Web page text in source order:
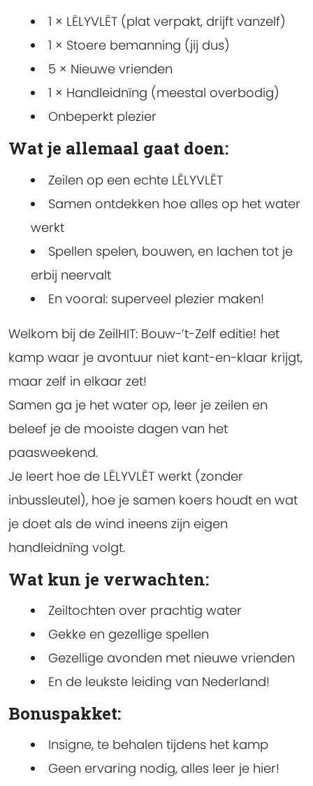
1 × LËLYVLËT (plat verpakt, drijft vanzelf)
1 × Stoere bemanning (jij dus)
5 × Nieuwe vrienden
1 × Handleidnïng (meestal overbodig)
Onbeperkt plezier
Wat je allemaal gaat doen:
Zeilen op een echte LËLYVLËT
Samen ontdekken hoe alles op het water
werkt
Spellen spelen, bouwen, en lachen tot je
erbij neervalt
En vooral: superveel plezier maken!
Welkom bij de ZeilHIT: Bouw-’t-Zelf editie! het
kamp waar je avontuur niet kant-en-klaar krijgt,
maar zelf in elkaar zet!
Samen ga je het water op, leer je zeilen en
beleef je de mooiste dagen van het
paasweekend.
Je leert hoe de LËLYVLËT werkt (zonder
inbussleutel), hoe je samen koers houdt en wat
je doet als de wind ineens zijn eigen
handleidnïng volgt.
Wat kun je verwachten:
Zeiltochten over prachtig water
Gekke en gezellige spellen
Gezellige avonden met nieuwe vrienden
En de leukste leiding van Nederland!
Bonuspakket:
Insigne, te behalen tijdens het kamp
Geen ervaring nodig, alles leer je hier!